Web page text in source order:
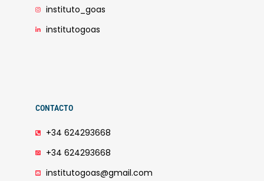
instituto_goas
institutogoas
CONTACTO
+34 624293668
+34 624293668
institutogoas@gmail.com